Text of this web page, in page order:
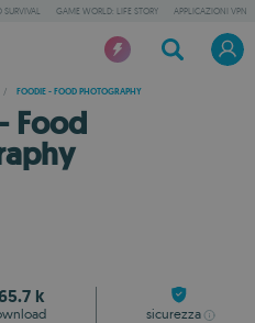
GAME WORLD: LIFE STORY APPLICAZIONI VPN
/ FOODIE - FOOD PHOTOGRAPHY
Food
k
sicurezza